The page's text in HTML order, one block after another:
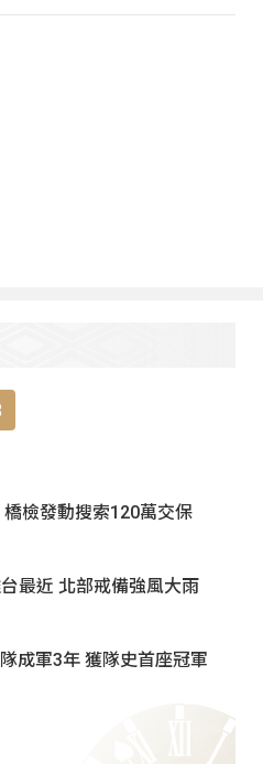
檢發動搜索120萬交保
最近 北部戒備強風大雨
成軍3年 獲隊史首座冠軍